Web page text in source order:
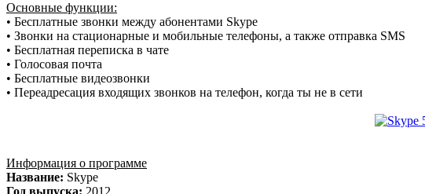
Основные функции:
• Бесплатные звонки между абонентами Skype
• Звонки на стационарные и мобильные телефоны, а также отправка SMS
• Бесплатная переписка в чате
• Голосовая почта
• Бесплатные видеозвонки
• Переадресация входящих звонков на телефон, когда ты не в сети
Информация о программе
Название: Skype
Год выпуска: 2012